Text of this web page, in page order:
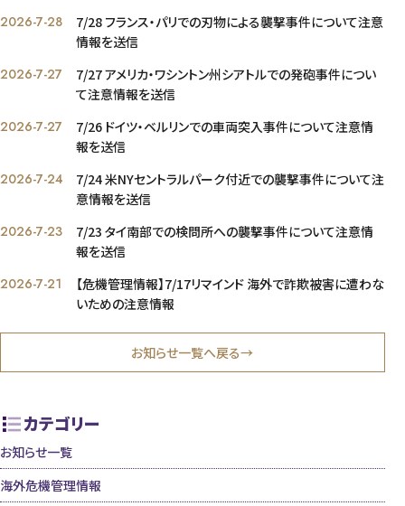
カテゴリー
お知らせ一覧
海外危機管理情報
2026-7-28
7/28 フランス・パリでの刃物による襲撃事件について注意
情報を送信
2026-7-27
7/27 アメリカ・ワシントン州シアトルでの発砲事件につい
て注意情報を送信
2026-7-27
7/26 ドイツ・ベルリンでの車両突入事件について注意情
報を送信
2026-7-24
7/24 米NYセントラルパーク付近での襲撃事件について注
意情報を送信
2026-7-23
7/23 タイ南部での検問所への襲撃事件について注意情
報を送信
2026-7-21
【危機管理情報】7/17リマインド 海外で詐欺被害に遭わな
いための注意情報
お知らせ一覧へ戻る→